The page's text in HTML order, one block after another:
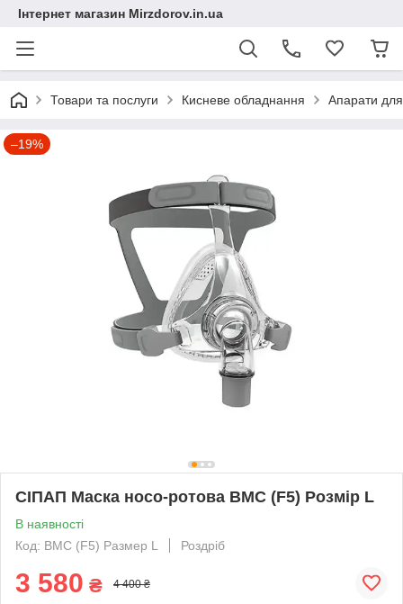
Інтернет магазин Mirzdorov.in.ua
Товари та послуги Кисневе обладнання Апарати
–19%
СІПАП Маска носо-ротова BMC (F5) Розмір L
В наявності
Код: BMC (F5) Размер L
Роздріб
3 580 ₴ 4 400 ₴